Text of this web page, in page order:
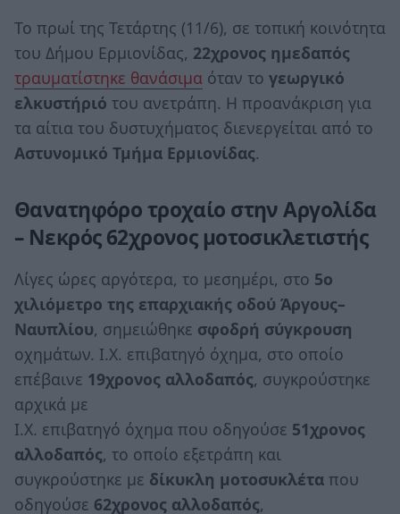
Το πρωί της Τετάρτης (11/6), σε τοπική κοινότητα
του Δήμου Ερμιονίδας, 22χρονος ημεδαπός
τραυματίστηκε θανάσιμα όταν το γεωργικό
ελκυστήριό του ανετράπη. Η προανάκριση για
τα αίτια του δυστυχήματος διενεργείται από το
Αστυνομικό Τμήμα Ερμιονίδας.
Θανατηφόρο τροχαίο στην Αργολίδα
– Νεκρός 62χρονος μοτοσικλετιστής
Λίγες ώρες αργότερα, το μεσημέρι, στο 5ο
χιλιόμετρο της επαρχιακής οδού Άργους–
Ναυπλίου, σημειώθηκε σφοδρή σύγκρουση
οχημάτων. Ι.Χ. επιβατηγό όχημα, στο οποίο
επέβαινε 19χρονος αλλοδαπός, συγκρούστηκε
αρχικά με
Ι.Χ. επιβατηγό όχημα που οδηγούσε 51χρονος
αλλοδαπός, το οποίο εξετράπη και
συγκρούστηκε με δίκυκλη μοτοσυκλέτα που
οδηγούσε 62χρονος αλλοδαπός,